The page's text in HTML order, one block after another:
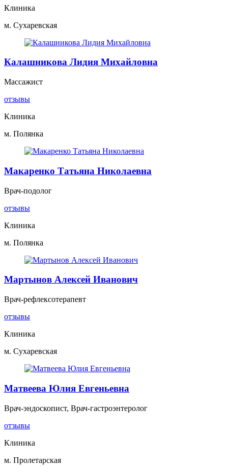
Клиника
м. Сухаревская
Калашникова Лидия Михайловна
Массажист
отзывы
Клиника
м. Полянка
Макаренко Татьяна Николаевна
Врач-подолог
отзывы
Клиника
м. Полянка
Мартынов Алексей Иванович
Врач-рефлексотерапевт
отзывы
Клиника
м. Сухаревская
Матвеева Юлия Евгеньевна
Врач-эндоскопист, Врач-гастроэнтеролог
отзывы
Клиника
м. Пролетарская